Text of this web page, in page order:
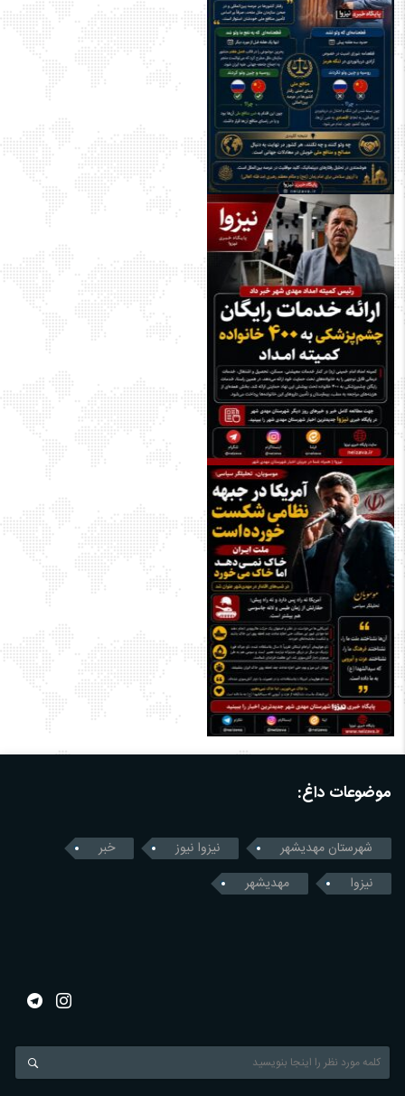
موضوعات داغ:
شهرستان مهدیشهر نیزوا نیوز
خبر
نیزوا
مهدیشهر